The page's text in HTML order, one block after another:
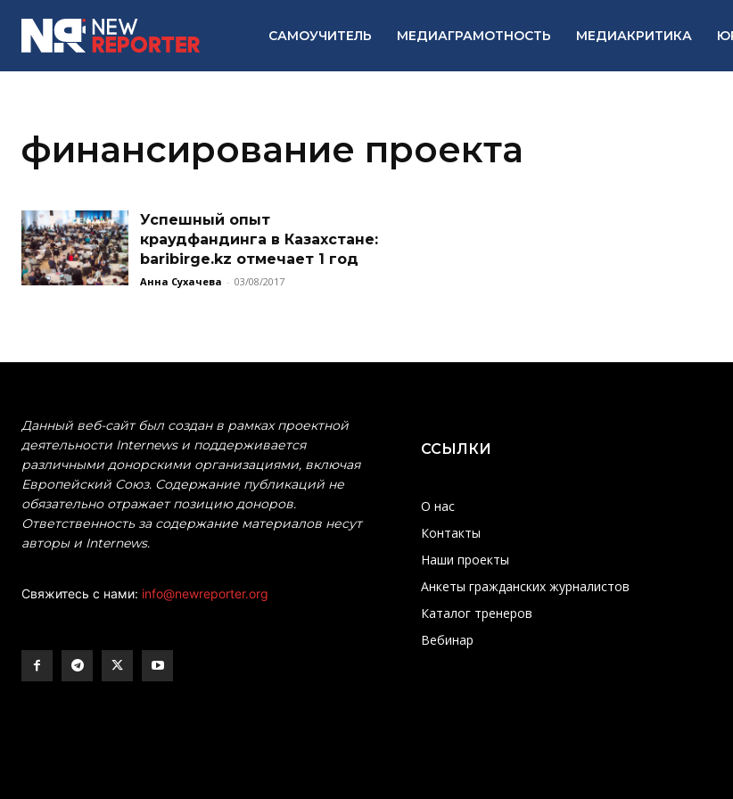
САМОУЧИТЕЛЬ МЕДИАГРАМОТНОСТЬ МЕДИАКРИТИКА
финансирование проекта
Успешный опыт
краудфандинга в Казахстане:
baribirge.kz отмечает 1 год
Анна Сухачева - 03/08/2017
Данный веб-сайт был создан в рамках проектной
деятельности Internews и поддерживается
различными донорскими организациями, включая
Европейский Союз. Содержание публикаций не
обязательно отражает позицию доноров.
Ответственность за содержание материалов несут
авторы и Internews.
Свяжитесь с нами: info@newreporter.org
ССЫЛКИ
О нас
Контакты
Наши проекты
Анкеты гражданских журналистов
Каталог тренеров
Вебинар